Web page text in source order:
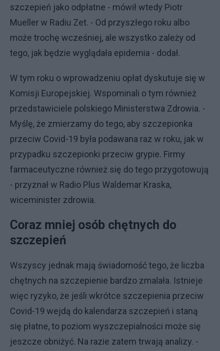
szczepień jako odpłatne - mówił wtedy Piotr
Mueller w Radiu Zet. - Od przyszłego roku albo
może trochę wcześniej, ale wszystko zależy od
tego, jak będzie wyglądała epidemia - dodał.
W tym roku o wprowadzeniu opłat dyskutuje się w
Komisji Europejskiej. Wspominali o tym również
przedstawiciele polskiego Ministerstwa Zdrowia. -
Myślę, że zmierzamy do tego, aby szczepionka
przeciw Covid-19 była podawana raz w roku, jak w
przypadku szczepionki przeciw grypie. Firmy
farmaceutyczne również się do tego przygotowują
- przyznał w Radio Plus Waldemar Kraska,
wiceminister zdrowia.
Coraz mniej osób chętnych do
szczepień
Wszyscy jednak mają świadomość tego, że liczba
chętnych na szczepienie bardzo zmalała. Istnieje
więc ryzyko, że jeśli wkrótce szczepienia przeciw
Covid-19 wejdą do kalendarza szczepień i staną
się płatne, to poziom wyszczepialności może się
jeszcze obniżyć. Na razie zatem trwają analizy. -